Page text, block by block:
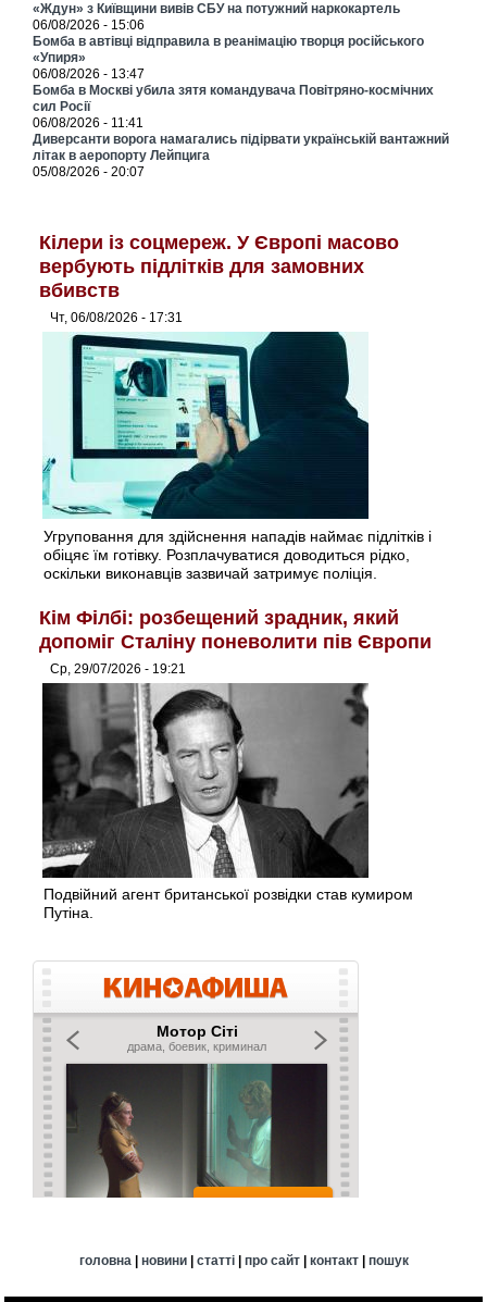
«Ждун» з Київщини вивів СБУ на потужний наркокартель
06/08/2026 - 15:06
Бомба в автівці відправила в реанімацію творця російського
«Упиря»
06/08/2026 - 13:47
Бомба в Москві убила зятя командувача Повітряно-космічних
сил Росії
06/08/2026 - 11:41
Диверсанти ворога намагались підірвати українській вантажний
літак в аеропорту Лейпцига
05/08/2026 - 20:07
Кілери із соцмереж. У Європі масово
вербують підлітків для замовних
вбивств
Чт, 06/08/2026 - 17:31
Угруповання для здійснення нападів наймає підлітків і
обіцяє їм готівку. Розплачуватися доводиться рідко,
оскільки виконавців зазвичай затримує поліція.
Кім Філбі: розбещений зрадник, який
допоміг Сталіну поневолити пів Європи
Ср, 29/07/2026 - 19:21
Подвійний агент британської розвідки став кумиром
Путіна.
головна | новини| статті| про сайт| контакт| пошук